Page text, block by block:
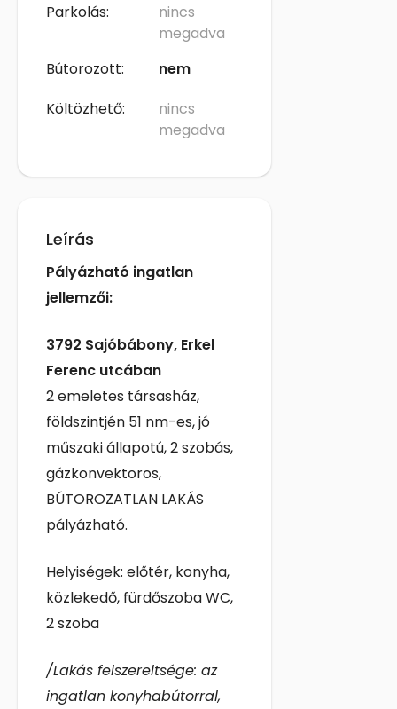
Parkolás:
nincs
megadva
Bútorozott:
nem
Költözhető:
nincs
megadva
Leírás
Pályázható ingatlan
jellemzői:
3792 Sajóbábony, Erkel
Ferenc utcában
2emeletes társasház,
földszintjén 51 nm-es, jó
műszaki állapotú, 2 szobás,
gázkonvektoros,
BÚTOROZATLAN LAKÁS
pályázható.
Helyiségek: előtér, konyha,
közlekedő, fürdőszoba WC,
2 szoba
/Lakás felszereltsége: az
ingatlan konyhabútorral,